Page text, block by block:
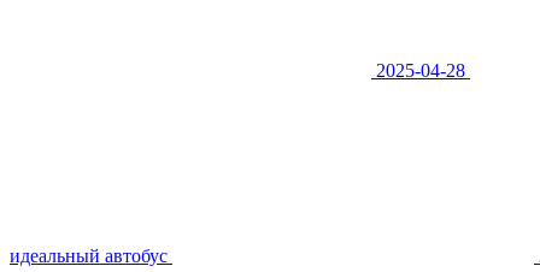
2025-04-28
идеальный автобус